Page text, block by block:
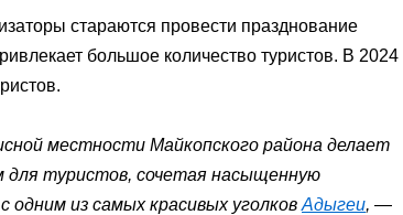
стараются провести празднование
большое количество туристов. В 2024
местности Майкопского района делает
туристов, сочетая насыщенную
одним из самых красивых уголков Адыгеи, —